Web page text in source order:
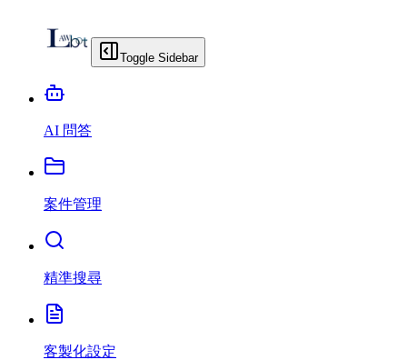
Toggle Sidebar
AI 問答
案件管理
精準搜尋
客製化設定